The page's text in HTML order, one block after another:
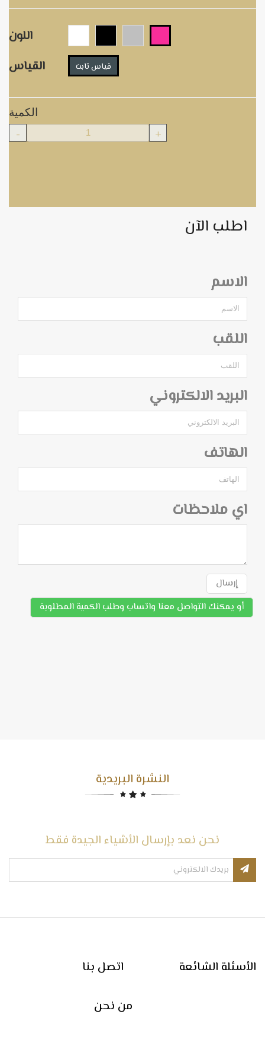
اللون
القياس
قياس ثابت
الكمية
- +
اطلب الآن
الاسم
اللقب
البريد الالكتروني
الهاتف
اي ملاحظات
إرسال
أو يمكنك التواصل معنا واتساب وطلب الكمية المطلوبة
النشرة البريدية
نحن نعد بإرسال الأشياء الجيدة فقط
اتصل بنا الأسئلة الشائعة
من نحن